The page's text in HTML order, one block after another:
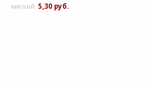
мягкий: 5,30 руб.